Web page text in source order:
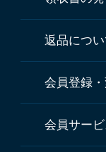
返品につ
会員登録
会員サー